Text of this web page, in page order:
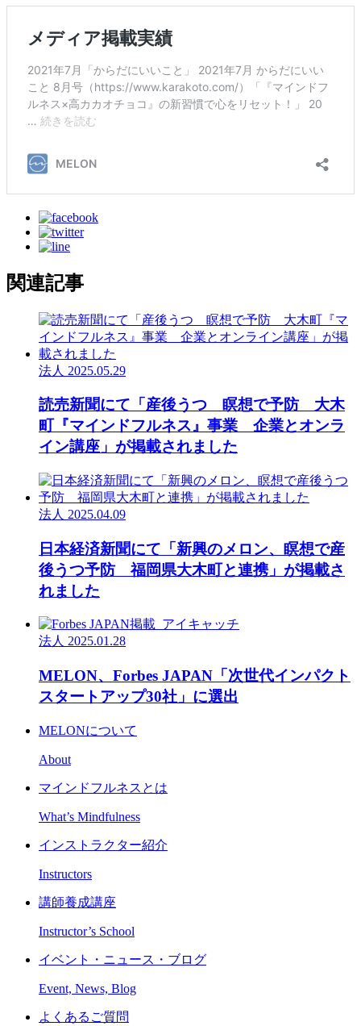
関連記事
法人 2025.05.29
読売新聞にて「産後うつ 瞑想で予防 大木
町『マインドフルネス』事業 企業とオンラ
イン講座」が掲載されました
法人 2025.04.09
日本経済新聞にて「新興のメロン、瞑想で産
後うつ予防 福岡県大木町と連携」が掲載さ
れました
法人 2025.01.28
MELON、Forbes JAPAN「次世代インパクト
スタートアップ30社」に選出
MELONについて
About
マインドフルネスとは
What’s Mindfulness
インストラクター紹介
Instructors
講師養成講座
Instructor’s School
イベント・ニュース・ブログ
Event, News, Blog
よくあるご質問